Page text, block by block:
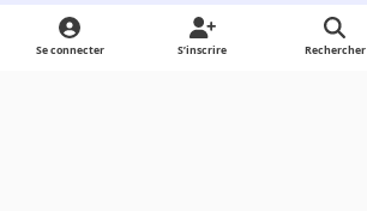
Light ModeDark ModeSystem Preference
Se connecter S’inscrire Rechercher